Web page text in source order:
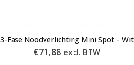
3-Fase Noodverlichting Mini Spot – Wit
€71,88 excl. BTW